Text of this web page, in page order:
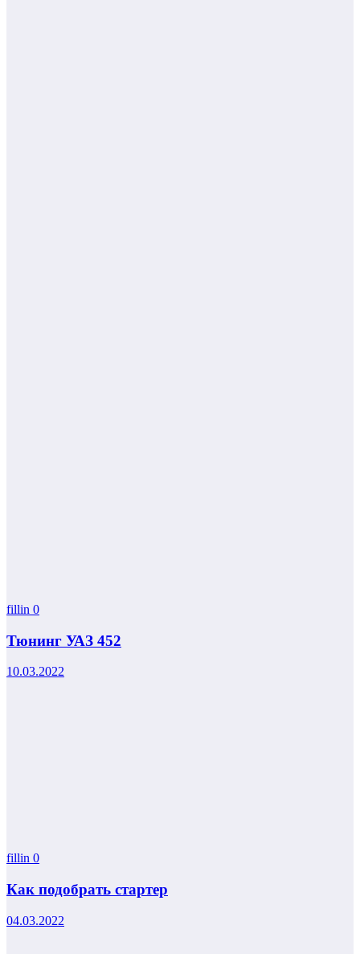
fillin 0
Тюнинг УАЗ 452
10.03.2022
fillin 0
Как подобрать стартер
04.03.2022